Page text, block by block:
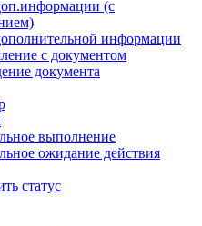
(с
информации
с документом
документа
выполнение
ожидание действия
статус